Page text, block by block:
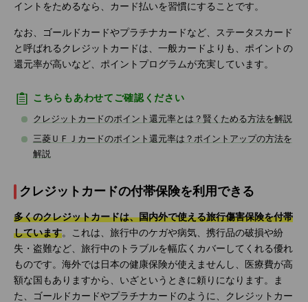
イントをためるなら、カード払いを習慣にすることです。
なお、ゴールドカードやプラチナカードなど、ステータスカード
と呼ばれるクレジットカードは、一般カードよりも、ポイントの
還元率が高いなど、ポイントプログラムが充実しています。
こちらもあわせてご確認ください
クレジットカードのポイント還元率とは？賢くためる方法を解説
三菱ＵＦＪカードのポイント還元率は？ポイントアップの方法を
解説
クレジットカードの付帯保険を利用できる
多くのクレジットカードは、国内外で使える旅行傷害保険を付帯
しています。これは、旅行中のケガや病気、携行品の破損や紛
失・盗難など、旅行中のトラブルを幅広くカバーしてくれる優れ
ものです。海外では日本の健康保険が使えませんし、医療費が高
額な国もありますから、いざというときに頼りになります。ま
た、ゴールドカードやプラチナカードのように、クレジットカー